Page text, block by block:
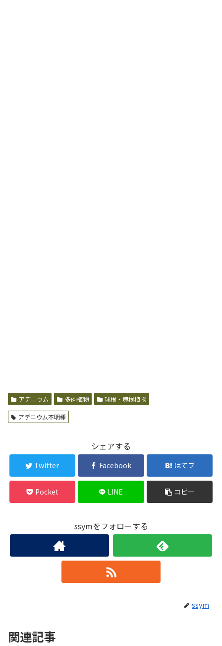
アデニウム 多肉植物 球根・塊根植物
アデニウム不明種
シェアする
Twitter Facebook はてブ
Pocket LINE コピー
ssymをフォローする
ssym
関連記事